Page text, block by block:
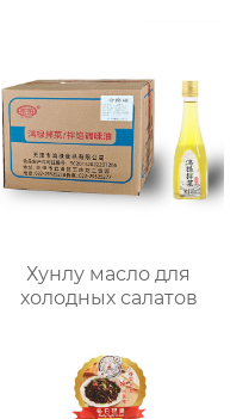
Хунлу масло для
холодных салатов